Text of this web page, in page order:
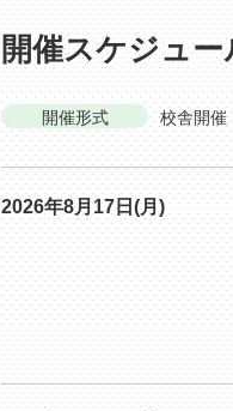
開催スケジュ
開催形式 校舎開催
2026年8月17日(月)